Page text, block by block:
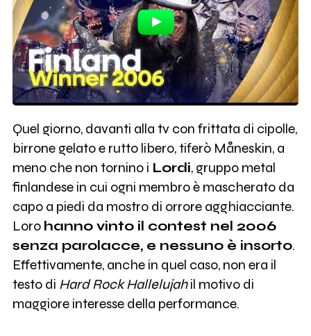
Quel giorno, davanti alla tv con frittata di cipolle,
birrone gelato e rutto libero, tiferò Måneskin, a
meno che non tornino i Lordi, gruppo metal
finlandese in cui ogni membro è mascherato da
capo a piedi da mostro di orrore agghiacciante.
Loro hanno vinto il contest nel 2006
senza parolacce, e nessuno è insorto.
Effettivamente, anche in quel caso, non era il
testo di Hard Rock Hallelujahil motivo di
maggiore interesse della performance.